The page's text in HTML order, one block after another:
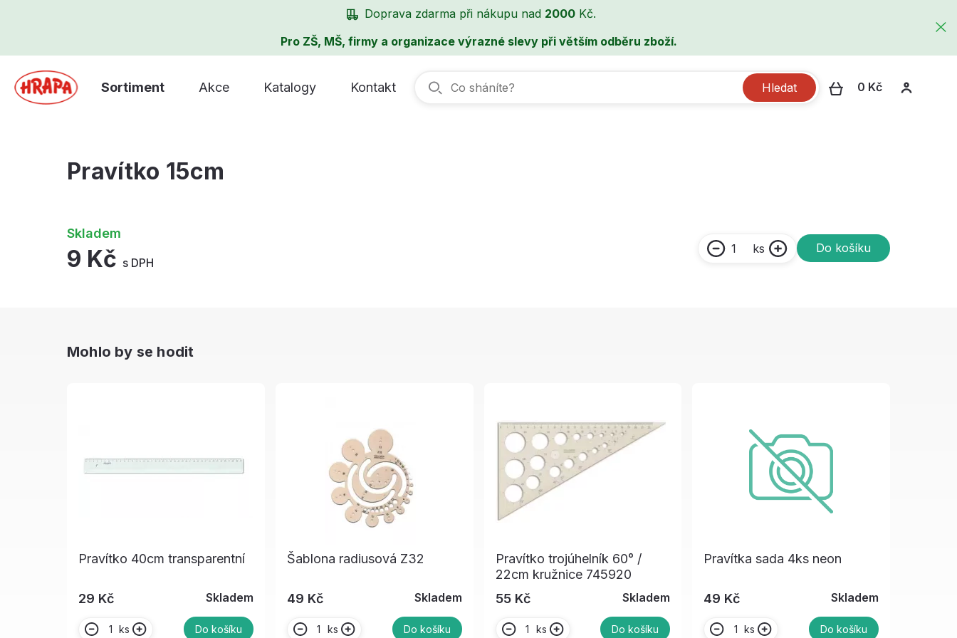
Doprava zdarma při nákupu nad 2000 Kč.
Pro ZŠ, MŠ, firmy a organizace výrazné slevy při větším odběru zboží.
Sortiment Akce Katalogy Kontakt Hledat 0 Kč
Pravítko 15cm
Skladem
9 Kč s DPH
ks Do košíku
Mohlo by se hodit
Pravítko 40cm transparentní
29 Kč Skladem
ks Do košíku
Šablona radiusová Z32
49 Kč Skladem
ks Do košíku
Pravítko trojúhelník 60° /
22cm kružnice 745920
55 Kč
Skladem
ks Do košíku
Pravítka sada 4ks neon
49 Kč Skladem
ks Do košíku